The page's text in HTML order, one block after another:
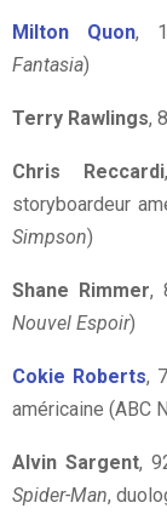
Milton Quon,
Fantasia)
Terry Rawlings,
Chris Reccardi
storyboardeur
Simpson)
Shane Rimmer,
Nouvel Espoir)
Cokie Roberts,
américaine (ABC
Alvin Sargent,
Spider-Man,